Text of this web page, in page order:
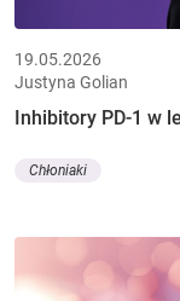
19.05.2026
Justyna Golian
Inhibitory PD-1 w
Chłoniaki